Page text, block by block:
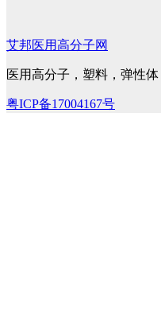
艾邦医用高分子网
医用高分子，塑料，弹性体
粤ICP备17004167号